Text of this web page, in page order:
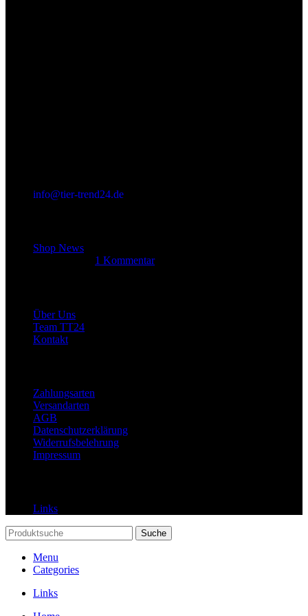
info@tier-trend24.de
Shop News
1 Kommentar
Über Uns
Team TT24
Kontakt
Zahlungsarten
Versandarten
AGB
Datenschutzerklärung
Widerrufsbelehrung
Impressum
Links
Suche
Menu
Categories
Links